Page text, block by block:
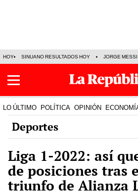
HOY SINUANO RESULTADOS HOY JORGE MESSI
LO ÚLTIMO POLÍTICA OPINIÓN
Deportes
Liga 1-2022: así
de posiciones tras
triunfo de Alianza